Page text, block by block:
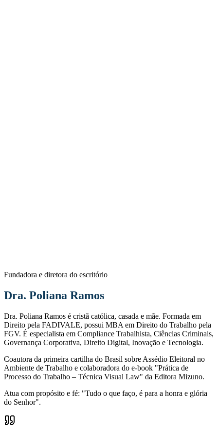
Fundadora e diretora do escritório
Dra. Poliana Ramos
Dra. Poliana Ramos é cristã católica, casada e mãe. Formada em
Direito pela FADIVALE, possui MBA em Direito do Trabalho pela
FGV. É especialista em Compliance Trabalhista, Ciências Criminais,
Governança Corporativa, Direito Digital, Inovação e Tecnologia.
Coautora da primeira cartilha do Brasil sobre Assédio Eleitoral no
Ambiente de Trabalho e colaboradora do e-book "Prática de
Processo do Trabalho – Técnica Visual Law" da Editora Mizuno.
Atua com propósito e fé: "Tudo o que faço, é para a honra e glória
do Senhor".